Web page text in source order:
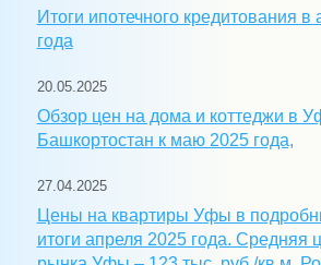
Итоги ипотечного кредитования в
года
20.05.2025
Обзор цен на дома и коттеджи в
Башкортостан к маю 2025 года,
27.04.2025
Цены на квартиры Уфы в
итоги апреля 2025 года. Средняя